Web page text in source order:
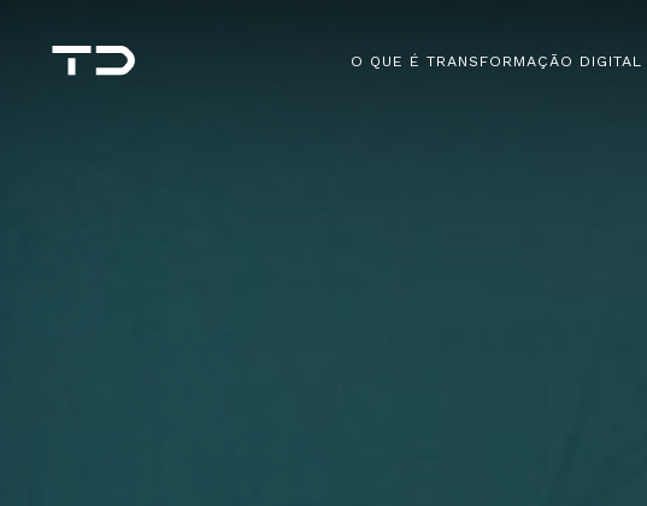
O QUE É TRANSFORMAÇÃO DIGITAL